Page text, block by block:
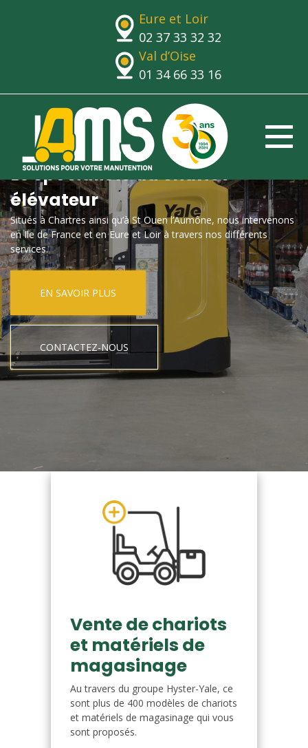
Eure et Loir
02 37 33 32 32
Val d’Oise
01 34 66 33 16
Le spécialiste du chariot
élévateur
Situés à Chartres ainsi qu’à St Ouen l’Aumône, nous intervenons
en Ile de France et en Eure et Loir à travers nos différents
services.
EN SAVOIR PLUS
CONTACTEZ-NOUS
Vente de chariots
et matériels de
magasinage
Au travers du groupe Hyster-Yale, ce
sont plus de 400 modèles de chariots
et matériels de magasinage qui vous
sont proposés.